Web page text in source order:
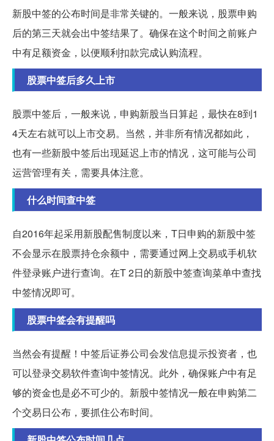
新股中签的公布时间是非常关键的。一般来说，股票申购
后的第三天就会出中签结果了。确保在这个时间之前账户
中有足额资金，以便顺利扣款完成认购流程。
股票中签后多久上市
股票中签后，一般来说，申购新股当日算起，最快在8到1
4天左右就可以上市交易。当然，并非所有情况都如此，
也有一些新股中签后出现延迟上市的情况，这可能与公司
运营管理有关，需要具体注意。
什么时间查中签
自2016年起采用新股配售制度以来，T日申购的新股中签
不会显示在股票持仓余额中，需要通过网上交易或手机软
件登录账户进行查询。在T 2日的新股中签查询菜单中查找
中签情况即可。
股票中签会有提醒吗
当然会有提醒！中签后证券公司会发信息提示投资者，也
可以登录交易软件查询中签情况。此外，确保账户中有足
够的资金也是必不可少的。新股中签情况一般在申购第二
个交易日公布，要抓住公布时间。